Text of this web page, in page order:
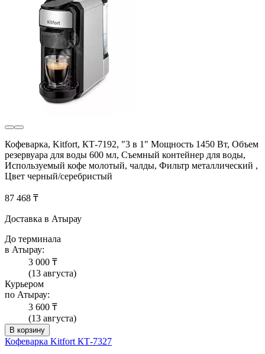
Кофеварка, Kitfort, КТ-7192, "3 в 1" Мощность 1450 Вт, Объем
резервуара для воды 600 мл, Съемный контейнер для воды,
Используемый кофе молотый, чалды, Фильтр металлический ,
Цвет черный/серебристый
87 468 ₸
Доставка в Атырау
До терминала
в Атырау:
3 000 ₸
(13 августа)
Курьером
по Атырау:
3 600 ₸
(13 августа)
В корзину
Кофеварка Kitfort КТ-7327